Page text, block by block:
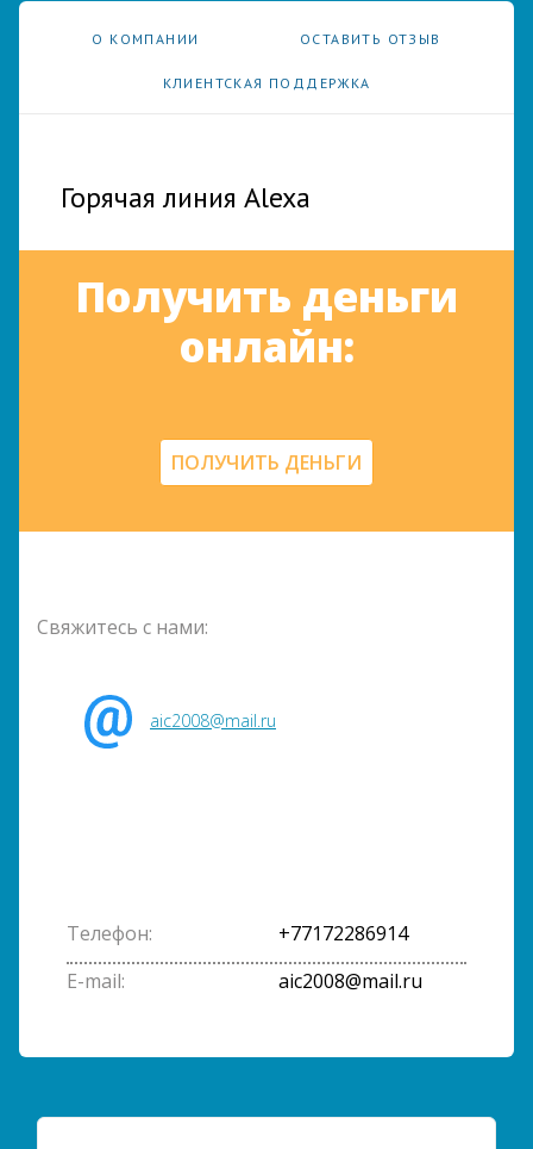
О КОМПАНИИ ОСТАВИТЬ ОТЗЫВ
КЛИЕНТСКАЯ ПОДДЕРЖКА
Горячая линия Alexa
Получить деньги
онлайн:
ПОЛУЧИТЬ ДЕНЬГИ
Свяжитесь с нами:
aic2008@mail.ru
Телефон:
+77172286914
E-mail:
aic2008@mail.ru